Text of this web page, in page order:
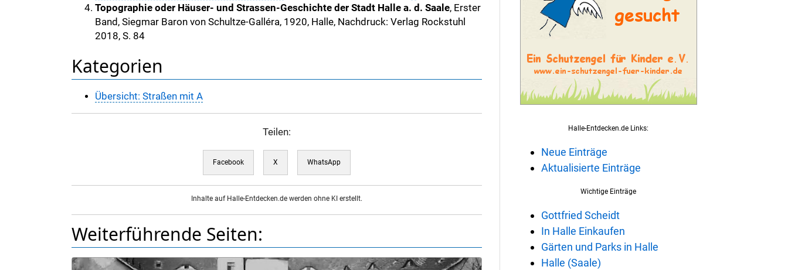
Topographie oder Häuser- und Strassen-Geschichte der Stadt Halle a. d. Saale, Erster
Band, Siegmar Baron von Schultze-Galléra, 1920, Halle, Nachdruck: Verlag Rockstuhl
2018, S. 84
Kategorien
Übersicht: Straßen mit A
Teilen:
Facebook X WhatsApp
Inhalte auf Halle-Entdecken.de werden ohne KI erstellt.
Weiterführende Seiten:
Halle-Entdecken.de Links:
Neue Einträge
Aktualisierte Einträge
Wichtige Einträge
Gottfried Scheidt
In Halle Einkaufen
Gärten und Parks in Halle
Halle (Saale)